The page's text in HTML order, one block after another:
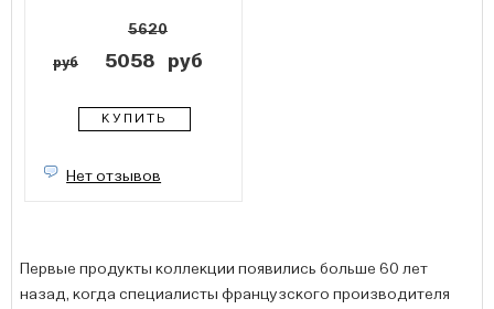
5620
руб 5058 руб
КУПИТЬ
Нет отзывов
Первые продукты коллекции появились больше 60 лет
назад, когда специалисты французского производителя